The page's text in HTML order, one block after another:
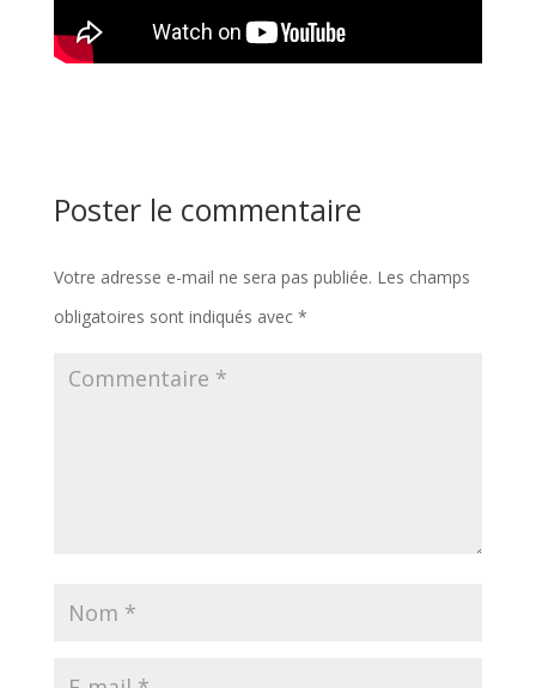
Poster le commentaire
Votre adresse e-mail ne sera pas publiée. Les champs
obligatoires sont indiqués avec *